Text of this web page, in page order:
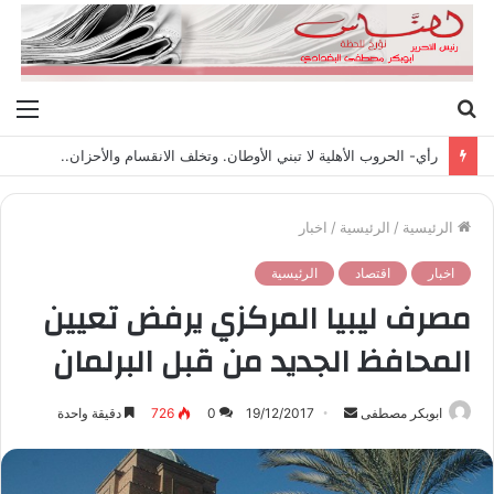
عن
رأي- الحروب الأهلية لا تبني الأوطان. وتخلف الانقسام والأحزان..
الرئيسية / الرئيسية / اخبار
اخبار اقتصاد الرئيسية
مصرف ليبيا المركزي يرفض تعيين
المحافظ الجديد من قبل البرلمان
ابوبكر مصطفى
س
19/12/2017
0
726 دقيقة واحدة